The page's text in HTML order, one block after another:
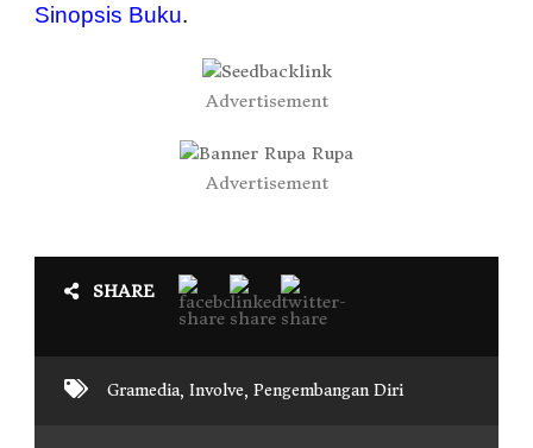
Sinopsis Buku.
Advertisement
Advertisement
SHARE
Gramedia, Involve, Pengembangan Diri